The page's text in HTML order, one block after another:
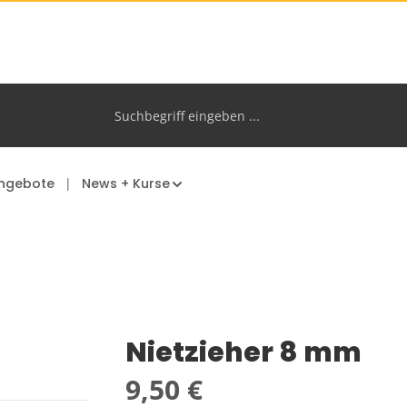
News + Kurse
Nietzieher 8 mm
Regulärer Preis:
9,50 €